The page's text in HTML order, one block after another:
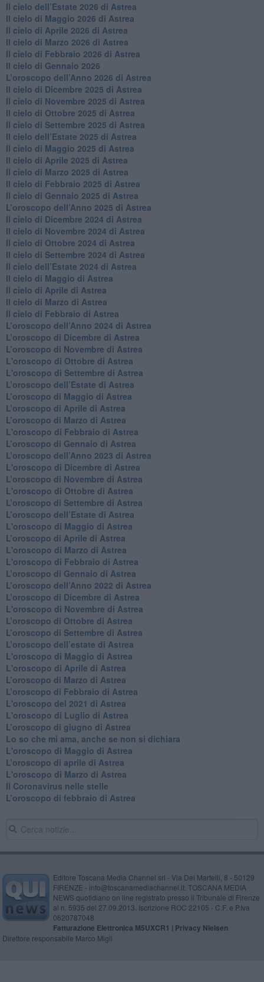
​Il cielo dell’Estate 2026 di Astrea
​Il cielo di Maggio 2026 di Astrea
​Il cielo di Aprile 2026 di Astrea
​Il cielo di Marzo 2026 di Astrea
​Il cielo di Febbraio 2026 di Astrea
Il cielo di Gennaio 2026
​L’oroscopo dell’Anno 2026 di Astrea
​Il cielo di Dicembre 2025 di Astrea
​Il cielo di Novembre 2025 di Astrea
​Il cielo di Ottobre 2025 di Astrea
Il cielo di Settembre 2025 di Astrea
Il cielo dell’Estate 2025 di Astrea
​Il cielo di Maggio 2025 di Astrea
​Il cielo di Aprile 2025 di Astrea
Il cielo di Marzo 2025 di Astrea
​Il cielo di Febbraio 2025 di Astrea
Il cielo di Gennaio 2025 di Astrea
​L’oroscopo dell’Anno 2025 di Astrea
​Il cielo di Dicembre 2024 di Astrea
Il cielo di Novembre 2024 di Astrea
​Il cielo di Ottobre 2024 di Astrea
​Il cielo di Settembre 2024 di Astrea
Il cielo dell’Estate 2024 di Astrea
Il cielo di Maggio di Astrea
Il cielo di Aprile di Astrea
​Il cielo di Marzo di Astrea
​Il cielo di Febbraio di Astrea
​L’oroscopo dell’Anno 2024 di Astrea
​L’oroscopo di Dicembre di Astrea
​L’oroscopo di Novembre di Astrea
L'oroscopo di Ottobre di Astrea
L'oroscopo di Settembre di Astrea
L’oroscopo dell’Estate di Astrea
​L’oroscopo di Maggio di Astrea
​L’oroscopo di Aprile di Astrea
L’oroscopo di Marzo di Astrea
L'oroscopo di Febbraio di Astrea
​L’oroscopo di Gennaio di Astrea
​L’oroscopo dell’Anno 2023 di Astrea
L'oroscopo di Dicembre di Astrea
L’oroscopo di Novembre di Astrea
L'oroscopo di Ottobre di Astrea
​L’oroscopo di Settembre di Astrea
​L’oroscopo dell’Estate di Astrea
L'oroscopo di Maggio di Astrea
​L’oroscopo di Aprile di Astrea
L'oroscopo di Marzo di Astrea
L'oroscopo di Febbraio di Astrea
​L’oroscopo di Gennaio di Astrea
​L’oroscopo dell’Anno 2022 di Astrea
​L’oroscopo di Dicembre di Astrea
L'oroscopo di Novembre di Astrea
​L’oroscopo di Ottobre di Astrea
​L’oroscopo di Settembre di Astrea
L’oroscopo dell’estate di Astrea
L'oroscopo di Maggio di Astrea
L'oroscopo di Aprile di Astrea
​L’oroscopo di Marzo di Astrea
​L’oroscopo di Febbraio di Astrea
L'oroscopo del 2021 di Astrea
L'oroscopo di Luglio di Astrea
​L’oroscopo di giugno di Astrea
​Lo so che mi ama, anche se non si dichiara
L'oroscopo di Maggio di Astrea
​L’oroscopo di aprile di Astrea
L'oroscopo di Marzo di Astrea
Il Coronavirus nelle stelle
​L’oroscopo di febbraio di Astrea
Editore Toscana Media Channel srl - Via Dei Martelli, 8 - 50129
FIRENZE - info@toscanamediachannel.it. TOSCANA MEDIA
NEWS quotidiano on line registrato presso il Tribunale di Firenze
al n. 5935 del 27.09.2013. Iscrizione ROC 22105 - C.F. e P.Iva
0620787048
Fatturazione Elettronica M5UXCR1 | Privacy Nielsen
Direttore responsabile Marco Migli